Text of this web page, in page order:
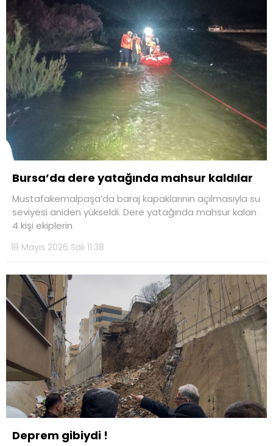
Bursa’da dere yatağında mahsur kaldılar
Mustafakemalpaşa’da baraj kapaklarının açılmasıyla su
seviyesi aniden yükseldi. Dere yatağında mahsur kalan
4 kişi ekiplerin
19 Mayıs 2026 Salı 11:38
Deprem gibiydi !